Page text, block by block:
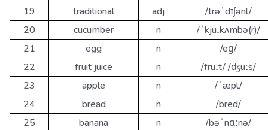
19
traditional adj
/trəˈdɪʃənl/
20
cucumber n
/ˈkjuːkʌmbə(r)/
21
egg n
/eɡ/
22
fruit juice n
/fruːt/ /ʤuːs/
23
apple n
/ˈæpl/
24
bread n
/bred/
25
banana n
/bəˈnɑːnə/